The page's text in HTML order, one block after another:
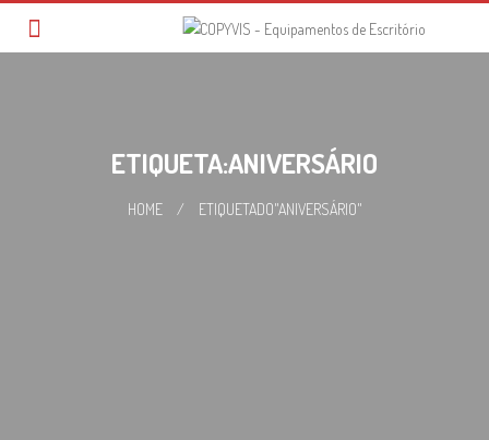
ETIQUETA:ANIVERSÁRIO
HOME / ETIQUETADO"ANIVERSÁRIO"